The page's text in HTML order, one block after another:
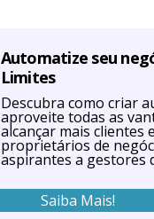
Automatize seu
Limites
Descubra como criar
aproveite todas as
alcançar mais clientes
proprietários de
aspirantes a gestores
Saiba Mais!